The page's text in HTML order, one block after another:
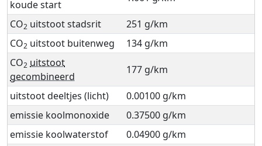
koude start
CO2 uitstoot stadsrit
251 g/km
CO2 uitstoot buitenweg
134 g/km
CO2 uitstoot
gecombineerd
177 g/km
uitstoot deeltjes (licht)
0.00100 g/km
emissie koolmonoxide
0.37500 g/km
emissie koolwaterstof
0.04900 g/km